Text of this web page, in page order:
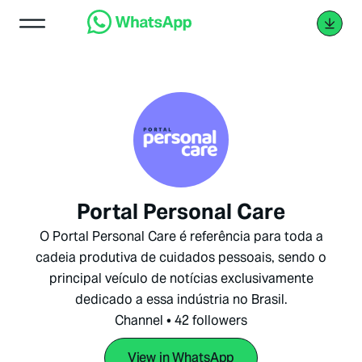
Portal Personal Care
O Portal Personal Care é referência para toda a
cadeia produtiva de cuidados pessoais, sendo o
principal veículo de notícias exclusivamente
dedicado a essa indústria no Brasil.
Channel • 42 followers
View in WhatsApp